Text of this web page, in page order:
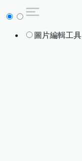
圖片編輯工具